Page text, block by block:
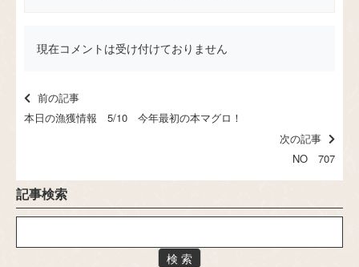
現在コメントは受け付けておりません
前の記事
本日の漁獲情報 5/10 今年最初の本マグロ！
次の記事
NO 707
記事検索
検 索